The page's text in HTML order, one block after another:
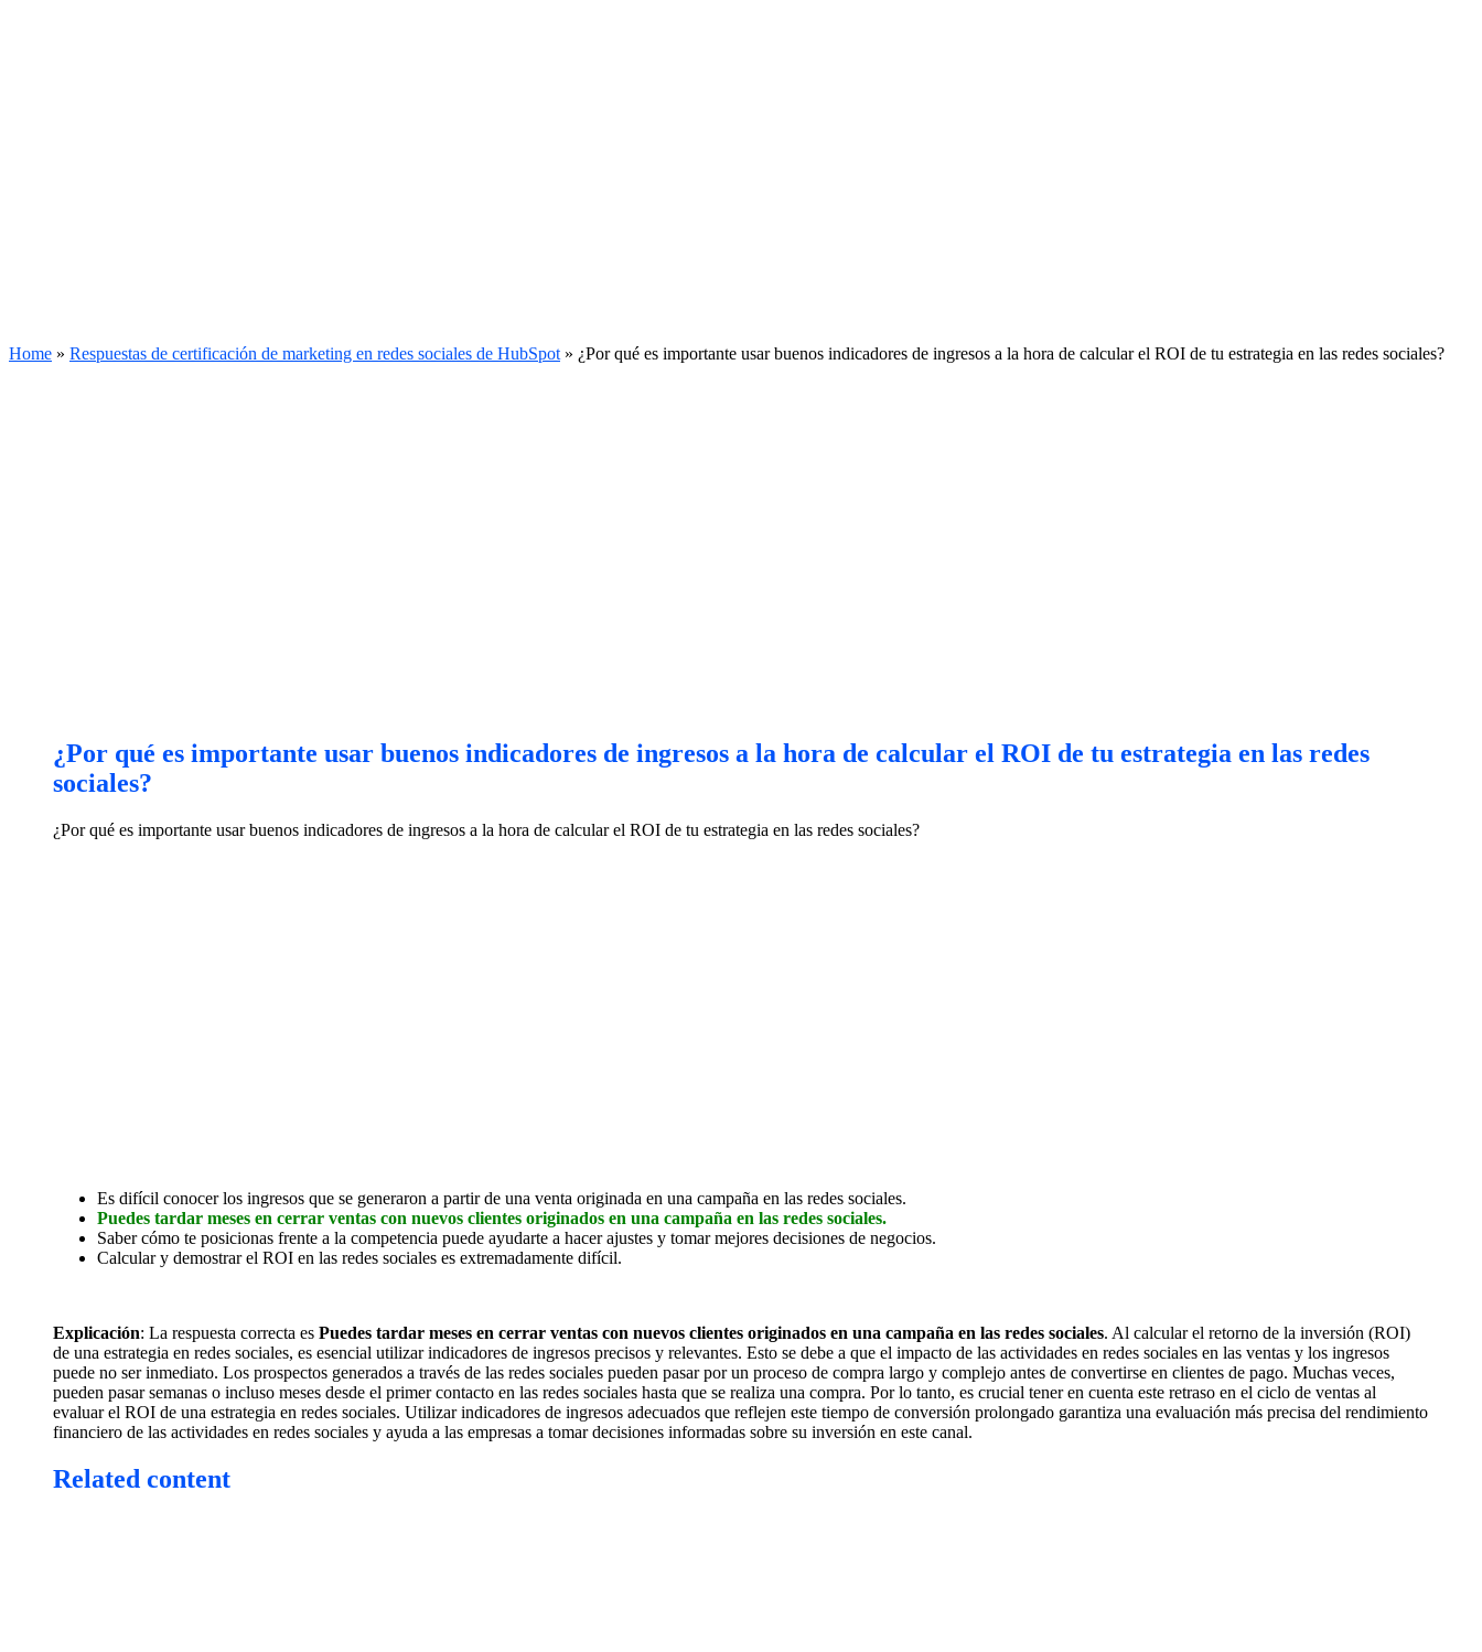
Home » Respuestas de certificación de marketing en redes sociales de HubSpot » ¿Por qué es importante usar buenos indicadores de ingresos a la hora de calcular el ROI de tu estrategia en las redes sociales?
¿Por qué es importante usar buenos indicadores de ingresos a la hora de calcular el ROI de tu estrategia en las redes
sociales?
¿Por qué es importante usar buenos indicadores de ingresos a la hora de calcular el ROI de tu estrategia en las redes sociales?
Es difícil conocer los ingresos que se generaron a partir de una venta originada en una campaña en las redes sociales.
Puedes tardar meses en cerrar ventas con nuevos clientes originados en una campaña en las redes sociales.
Saber cómo te posicionas frente a la competencia puede ayudarte a hacer ajustes y tomar mejores decisiones de negocios.
Calcular y demostrar el ROI en las redes sociales es extremadamente difícil.
Explicación: La respuesta correcta es Puedes tardar meses en cerrar ventas con nuevos clientes originados en una campaña en las redes sociales. Al calcular el retorno de la inversión (ROI)
de una estrategia en redes sociales, es esencial utilizar indicadores de ingresos precisos y relevantes. Esto se debe a que el impacto de las actividades en redes sociales en las ventas y los ingresos
puede no ser inmediato. Los prospectos generados a través de las redes sociales pueden pasar por un proceso de compra largo y complejo antes de convertirse en clientes de pago. Muchas veces,
pueden pasar semanas o incluso meses desde el primer contacto en las redes sociales hasta que se realiza una compra. Por lo tanto, es crucial tener en cuenta este retraso en el ciclo de ventas al
evaluar el ROI de una estrategia en redes sociales. Utilizar indicadores de ingresos adecuados que reflejen este tiempo de conversión prolongado garantiza una evaluación más precisa del rendimiento
financiero de las actividades en redes sociales y ayuda a las empresas a tomar decisiones informadas sobre su inversión en este canal.
Related content